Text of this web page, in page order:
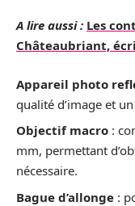
A lire aussi : Les
Châteaubriant,
Appareil photo
qualité d’image et
Objectif macro :
mm, permettant
nécessaire.
Bague d’allonge :